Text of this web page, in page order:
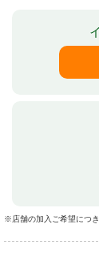
店舗の加入ご希望につ